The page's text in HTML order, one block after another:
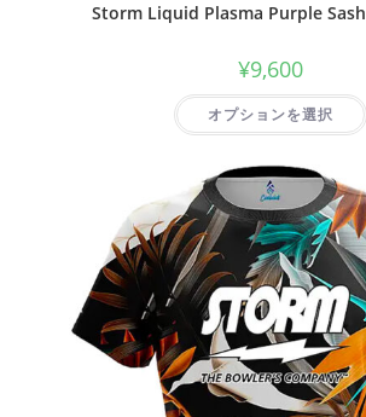
Storm Liquid Plasma Purple
¥9,600
オプションを選択